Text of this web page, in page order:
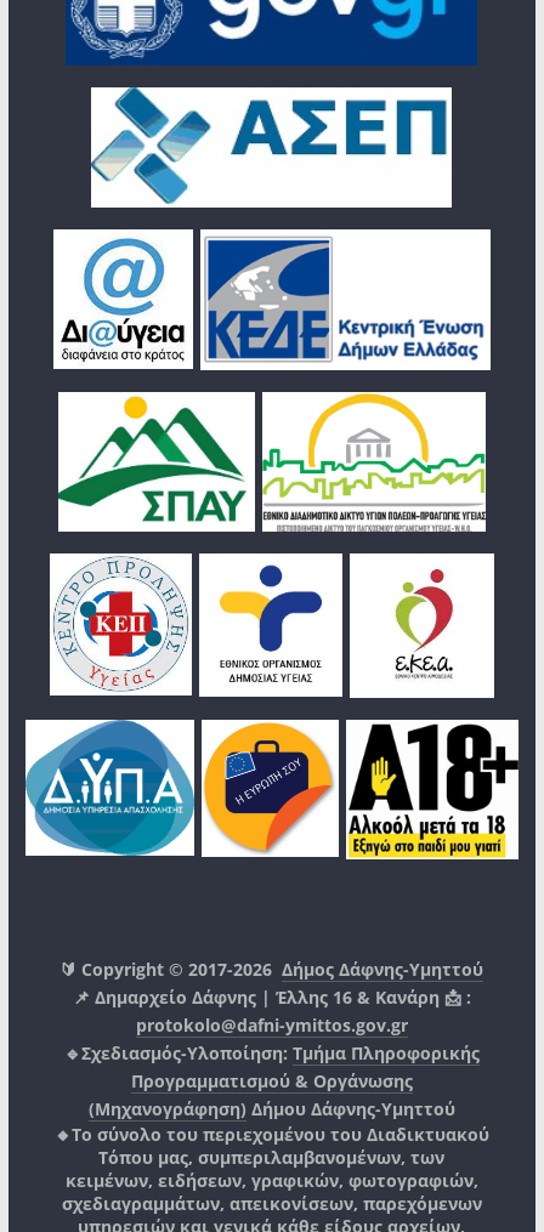
🔰 Copyright © 2017-2026Δήμος Δάφνης-Υμηττού
📌 Δημαρχείο Δάφνης | Έλλης 16 & Κανάρη 📩 :
protokolo@dafni-ymittos.gov.gr
🔹Σχεδιασμός-Υλοποίηση: Τμήμα Πληροφορικής
Προγραμματισμού & Οργάνωσης
(Μηχανογράφηση) Δήμου Δάφνης-Υμηττού
🔸Το σύνολο του περιεχομένου του Διαδικτυακού
Τόπου μας, συμπεριλαμβανομένων, των
κειμένων, ειδήσεων, γραφικών, φωτογραφιών,
σχεδιαγραμμάτων, απεικονίσεων, παρεχόμενων
υπηρεσιών και γενικά κάθε είδους αρχείων,